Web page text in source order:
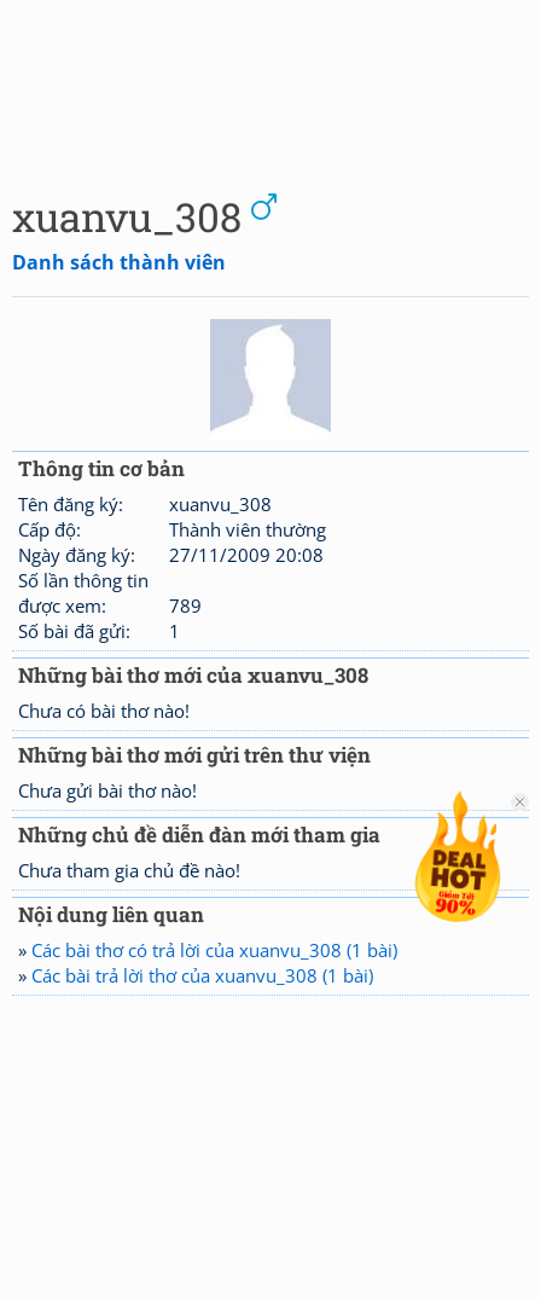
xuanvu_308
Danh sách thành viên
Thông tin cơ bản
Tên đăng ký:
xuanvu_308
Cấp độ:
Thành viên thường
Ngày đăng ký:
27/11/2009 20:08
Số lần thông tin
được xem:
789
Số bài đã gửi:
1
Những bài thơ mới của xuanvu_308
Chưa có bài thơ nào!
Những bài thơ mới gửi trên thư viện
Chưa gửi bài thơ nào!
Những chủ đề diễn đàn mới tham gia
Chưa tham gia chủ đề nào!
Nội dung liên quan
» Các bài thơ có trả lời của xuanvu_308 (1 bài)
» Các bài trả lời thơ của xuanvu_308 (1 bài)